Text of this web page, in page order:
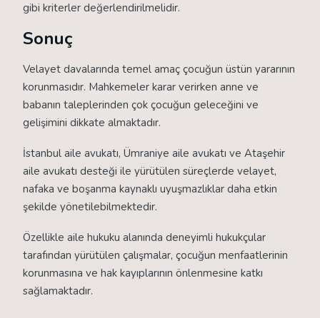
gibi kriterler değerlendirilmelidir.
Sonuç
Velayet davalarında temel amaç çocuğun üstün yararının
korunmasıdır. Mahkemeler karar verirken anne ve
babanın taleplerinden çok çocuğun geleceğini ve
gelişimini dikkate almaktadır.
İstanbul aile avukatı, Ümraniye aile avukatı ve Ataşehir
aile avukatı desteği ile yürütülen süreçlerde velayet,
nafaka ve boşanma kaynaklı uyuşmazlıklar daha etkin
şekilde yönetilebilmektedir.
Özellikle aile hukuku alanında deneyimli hukukçular
tarafından yürütülen çalışmalar, çocuğun menfaatlerinin
korunmasına ve hak kayıplarının önlenmesine katkı
sağlamaktadır.